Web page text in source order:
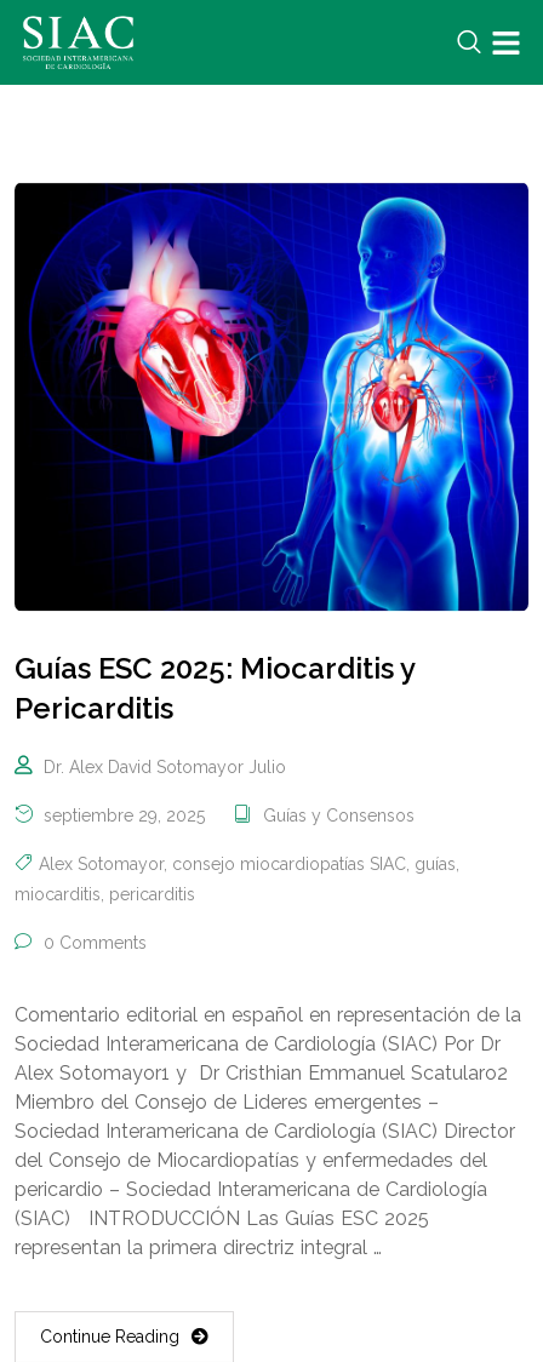
Guías ESC 2025: Miocarditis y
Pericarditis
Dr. Alex David Sotomayor Julio
septiembre 29, 2025 Guías y Consensos
Alex Sotomayor, consejo miocardiopatías SIAC, guías,
miocarditis, pericarditis
0 Comments
Comentario editorial en español en representación de la
Sociedad Interamericana de Cardiología (SIAC) Por Dr
Alex Sotomayor1 y Dr Cristhian Emmanuel Scatularo2
Miembro del Consejo de Lideres emergentes –
Sociedad Interamericana de Cardiología (SIAC) Director
del Consejo de Miocardiopatías y enfermedades del
pericardio – Sociedad Interamericana de Cardiología
(SIAC) INTRODUCCIÓN Las Guías ESC 2025
representan la primera directriz integral …
Continue Reading